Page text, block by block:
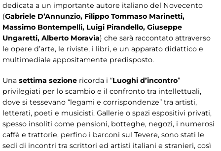
dedicata a un importante autore italiano del Novecento
(Gabriele D’Annunzio, Filippo Tommaso Marinetti,
Massimo Bontempelli, Luigi Pirandello, Giuseppe
Ungaretti, Alberto Moravia) che sarà raccontato attraverso
le opere d’arte, le riviste, i libri, e un apparato didattico e
multimediale appositamente predisposto.
Una settima sezione ricorda i “Luoghi d’incontro”
privilegiati per lo scambio e il confronto tra intellettuali,
dove si tessevano “legami e corrispondenze” tra artisti,
letterati, poeti e musicisti. Gallerie o spazi espositivi privati,
spesso insoliti come pensioni, botteghe, negozi, i numerosi
caffè e trattorie, perfino i barconi sul Tevere, sono stati le
sedi di incontri tra scrittori ed artisti italiani e stranieri, così